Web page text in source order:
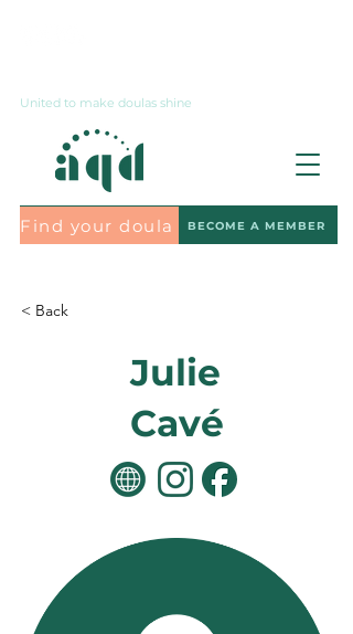
United to make doulas shine
Find your doula BECOME A MEMBER
< Back
Julie
Cavé